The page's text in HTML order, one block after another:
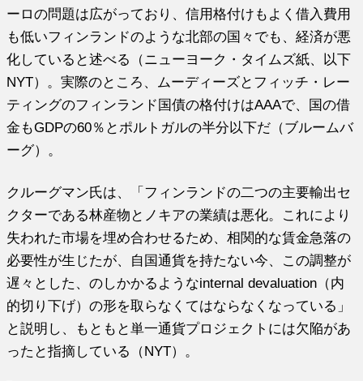
ーロの問題は広がっており、信用格付けもよく借入費用
も低いフィンランドのような北部の国々でも、経済が悪
化していると述べる（ニューヨーク・タイムズ紙、以下
NYT）。実際のところ、ムーディーズとフィッチ・レー
ティングのフィンランド国債の格付けはAAAで、国の借
金もGDPの60％とポルトガルの半分以下だ（ブルームバ
ーグ）。
クルーグマン氏は、「フィンランドの二つの主要輸出セ
クターである林産物とノキアの業績は悪化。これにより
失われた市場を埋め合わせるため、相関的な賃金急落の
必要性が生じたが、自国通貨を持たない今、この調整が
遅々とした、のしかかるようなinternal devaluation（内
的切り下げ）の形を取らなくてはならなくなっている」
と説明し、もともと単一通貨プロジェクトには欠陥があ
ったと指摘している（NYT）。